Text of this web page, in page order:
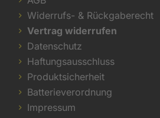
Widerrufs- & Rückgaberecht
Vertrag widerrufen
Datenschutz
Haftungsausschluss
Produktsicherheit
Batterieverordnung
Impressum